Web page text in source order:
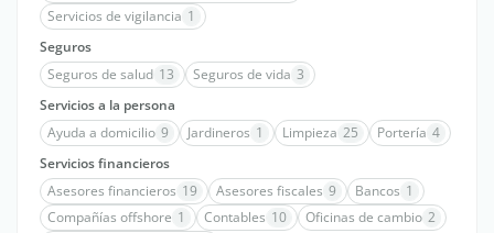
Servicios de vigilancia 1
Seguros
Seguros de salud 13 Seguros de vida 3
Servicios a la persona
Ayuda a domicilio 9 Jardineros 1 Limpieza 25 Portería 4
Servicios financieros
Asesores financieros 19 Asesores fiscales 9 Bancos 1
Compañías offshore 1 Contables 10 Oficinas de cambio 2